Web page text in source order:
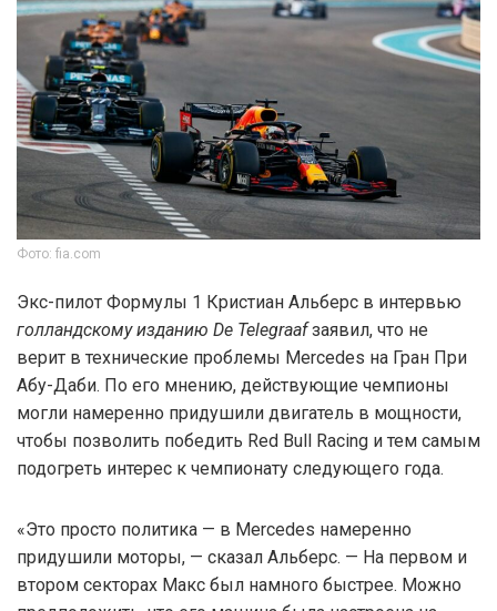
Фото: fia.com
Экс-пилот Формулы 1 Кристиан Альберс в интервью
голландскому изданию De Telegraafзаявил, что не
верит в технические проблемы Mercedes на Гран При
Абу-Даби. По его мнению, действующие чемпионы
могли намеренно придушили двигатель в мощности,
чтобы позволить победить Red Bull Racing и тем самым
подогреть интерес к чемпионату следующего года.
«Это просто политика — в Mercedes намеренно
придушили моторы, — сказал Альберс. — На первом и
втором секторах Макс был намного быстрее. Можно